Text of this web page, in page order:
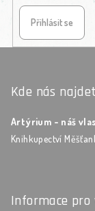
Přihlásit se
Kde nás
Artýrium - náš
Knihkupectví
Informace pro